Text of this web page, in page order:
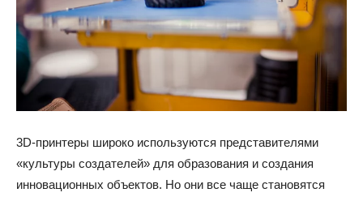
3D-принтеры широко используются представителями
«культуры создателей» для образования и создания
инновационных объектов. Но они все чаще становятся